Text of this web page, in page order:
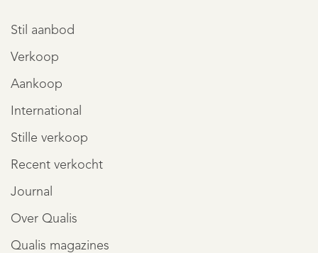
Stil aanbod
Verkoop
Aankoop
International
Stille verkoop
Recent verkocht
Journal
Over Qualis
Qualis magazines